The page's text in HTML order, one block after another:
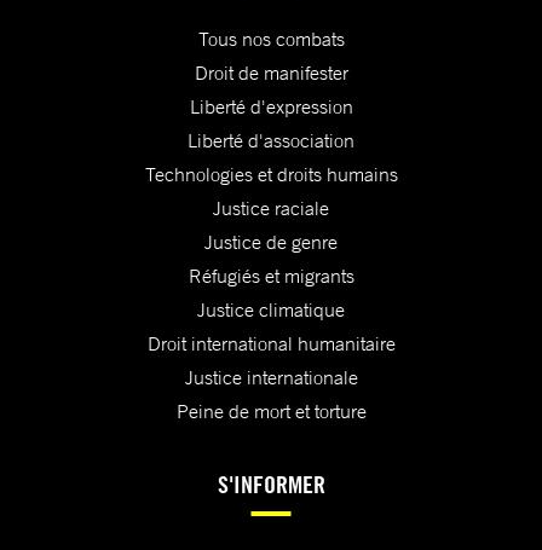
Tous nos combats
Droit de manifester
Liberté d'expression
Liberté d'association
Technologies et droits humains
Justice raciale
Justice de genre
Réfugiés et migrants
Justice climatique
Droit international humanitaire
Justice internationale
Peine de mort et torture
S'INFORMER